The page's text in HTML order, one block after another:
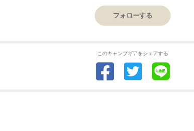
フォローする
このキャンプギアをシェアする